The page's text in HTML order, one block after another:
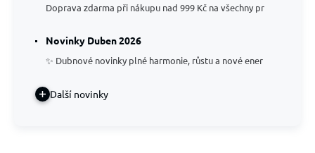
Doprava zdarma při nákupu nad 999 Kč na všechny pr
Novinky Duben 2026
✨ Dubnové novinky plné harmonie, růstu a nové ener
Další novinky